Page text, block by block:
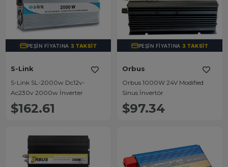
PEŞIN FIYATINA3 TAKSIT
S-Link
S-Link SL-2000w Dc12v-
Ac230v 2000w İnverter
$162.61
PEŞIN FIYATINA3 TAKSIT
Orbus
Orbus 1000W 24V Modified
Sinus İnvertör
$97.34